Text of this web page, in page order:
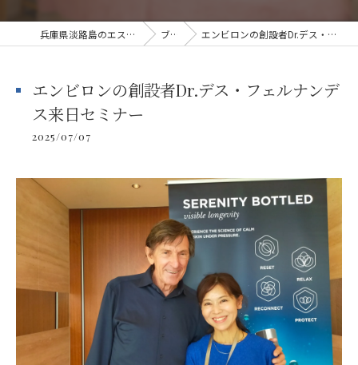
兵庫県淡路島のエステならシエラボーテ ブログ エンビロンの創設者Dr.デス・フェルナンデス来日セミナー
エンビロンの創設者Dr.デス・フェルナンデ
ス来日セミナー
2025/07/07